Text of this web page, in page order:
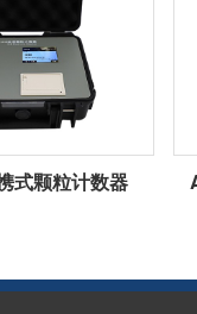
式颗粒计数器